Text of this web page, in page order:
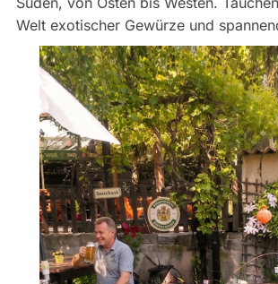
Welt exotischer Gewürze und